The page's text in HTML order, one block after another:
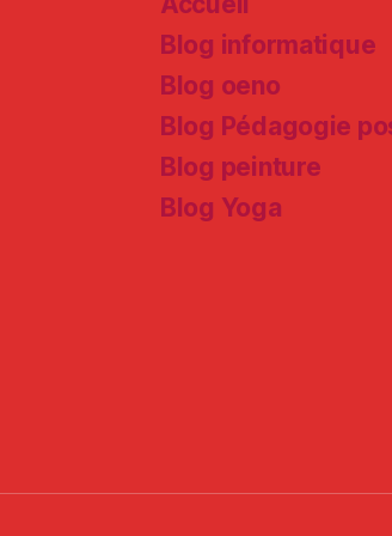
Blog informatique
Blog oeno
Blog Pédagogie
Blog peinture
Blog Yoga